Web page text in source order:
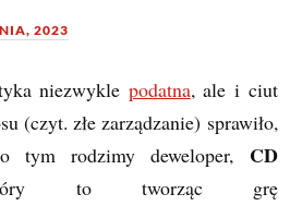
2023
niezwykle podatna, ale i ciut
(czyt. złe zarządzanie) sprawiło,
tym rodzimy deweloper, CD
to tworząc grę